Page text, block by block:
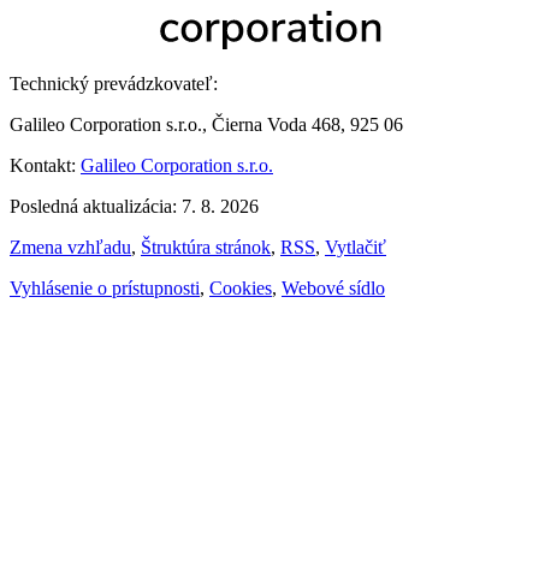
Technický prevádzkovateľ:
Galileo Corporation s.r.o., Čierna Voda 468, 925 06
Kontakt: Galileo Corporation s.r.o.
Posledná aktualizácia: 7. 8. 2026
Zmena vzhľadu, Štruktúra stránok, RSS, Vytlačiť
Vyhlásenie o prístupnosti, Cookies, Webové sídlo